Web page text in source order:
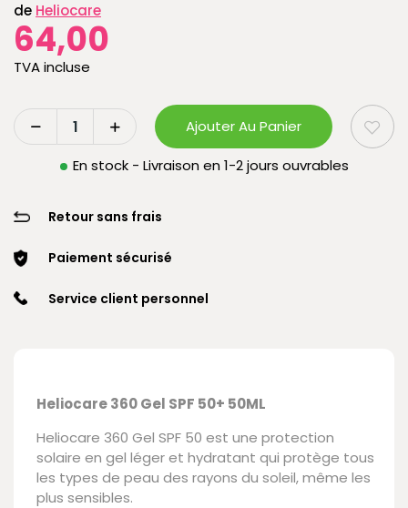
de Heliocare
64,00
TVA incluse
Ajouter Au Panier
En stock - Livraison en 1-2 jours ouvrables
Retour sans frais
Paiement sécurisé
Service client personnel
Heliocare 360 Gel SPF 50+ 50ML
Heliocare 360 Gel SPF 50 est une protection
solaire en gel léger et hydratant qui protège tous
les types de peau des rayons du soleil, même les
plus sensibles.